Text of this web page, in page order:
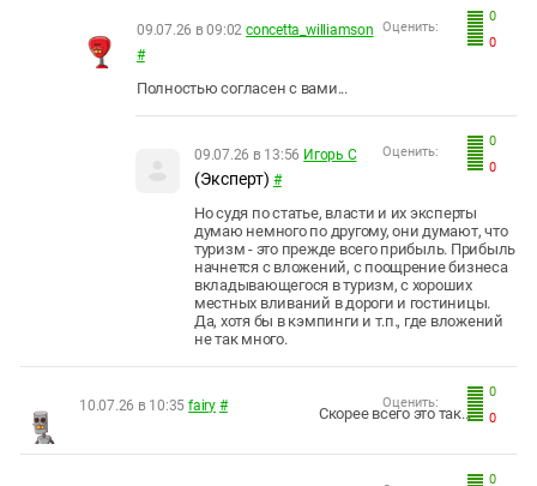
0
0
Оценить:
09.07.26 в 09:02 concetta_williamson
#
Полностью согласен с вами...
0
0
Оценить:
09.07.26 в 13:56 Игорь С
(Эксперт) #
Но судя по статье, власти и их эксперты
думаю немного по другому, они думают, что
туризм - это прежде всего прибыль. Прибыль
начнется с вложений, с поощрение бизнеса
вкладывающегося в туризм, с хороших
местных вливаний в дороги и гостиницы.
Да, хотя бы в кэмпинги и т.п., где вложений
не так много.
0
0
Оценить:
10.07.26 в 10:35 fairy # Скорее всего это так...
0